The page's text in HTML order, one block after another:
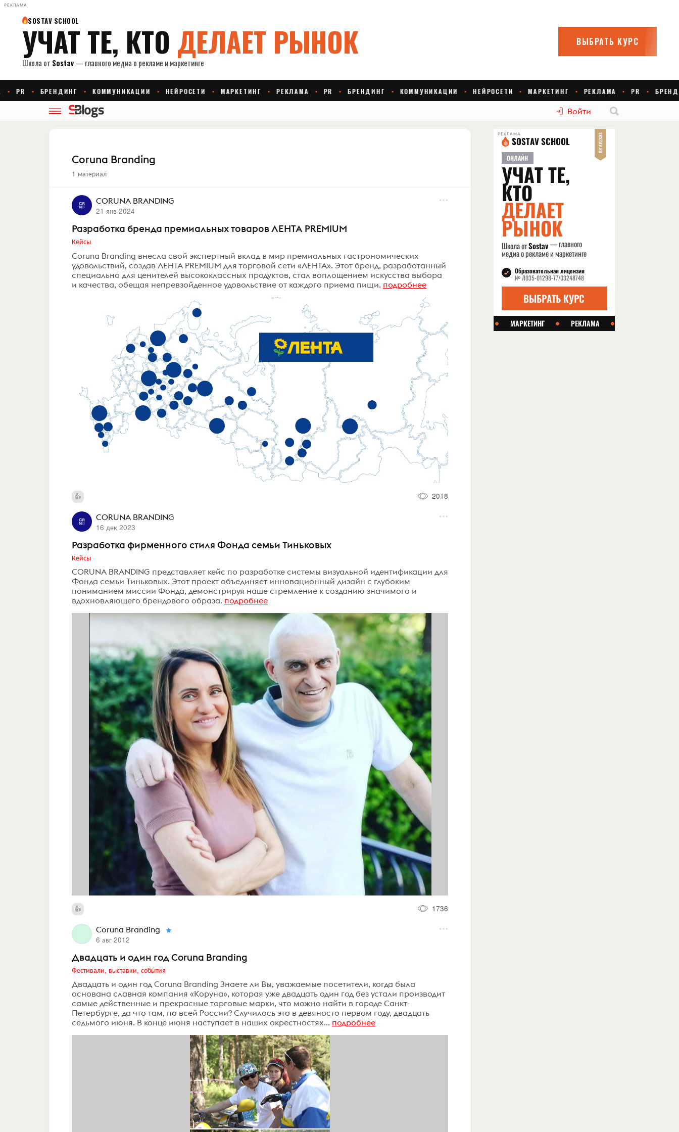
РЕКЛАМА
Войти
Coruna Branding
1 материал
CORUNA BRANDING
21 янв 2024
Разработка бренда премиальных товаров ЛЕНТА PREMIUM
Кейсы
Coruna Branding внесла свой экспертный вклад в мир премиальных гастрономических
удовольствий, создав ЛЕНТА PREMIUM для торговой сети «ЛЕНТА». Этот бренд, разработанный
специально для ценителей высококлассных продуктов, стал воплощением искусства выбора
и качества, обещая непревзойденное удовольствие от каждого приема пищи. подробнее
2018
CORUNA BRANDING
16 дек 2023
Разработка фирменного стиля Фонда семьи Тиньковых
Кейсы
CORUNA BRANDING представляет кейс по разработке системы визуальной идентификации для
Фонда семьи Тиньковых. Этот проект объединяет инновационный дизайн с глубоким
пониманием миссии Фонда, демонстрируя наше стремление к созданию значимого и
вдохновляющего брендового образа. подробнее
1736
Coruna Branding
6 авг 2012
Двадцать и один год Coruna Branding
Фестивали, выставки, события
Двадцать и один год Coruna Branding Знаете ли Вы, уважаемые посетители, когда была
основана славная компания «Коруна», которая уже двадцать один год без устали производит
самые действенные и прекрасные торговые марки, что можно найти в городе Санкт-
Петербурге, да что там, по всей России? Случилось это в девяносто первом году, двадцать
седьмого июня. В конце июня наступает в наших окрестностях... подробнее
РЕКЛАМА